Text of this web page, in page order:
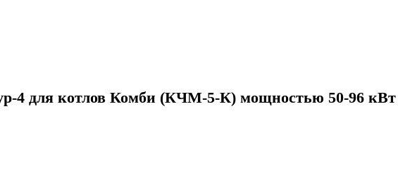
4 для котлов Комби (КЧМ-5-К) мощностью 50-96 кВт